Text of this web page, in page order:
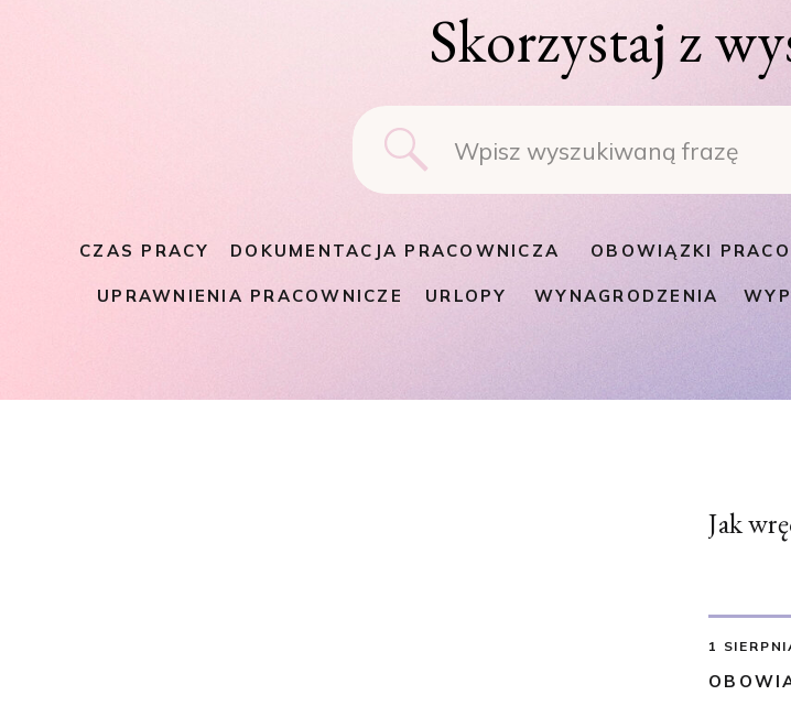
Skorzystaj z
for:
CZAS PRACY DOKUMENTACJA PRACOWNICZA OBOWIĄZKI
URLOPY
UPRAWNIENIA PRACOWNICZE WYNAGRODZENIA
1
Jak